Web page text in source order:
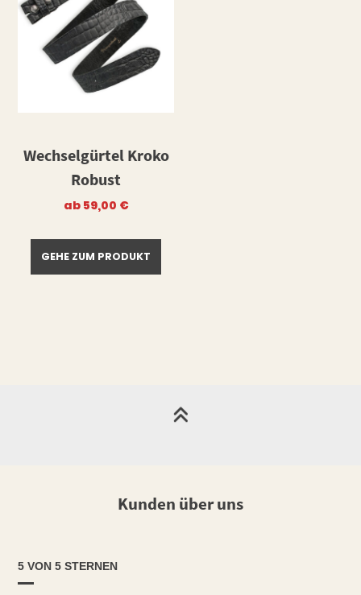
Wechselgürtel Kroko
Robust
ab 59,00 €
GEHE ZUM PRODUKT
Kunden über uns
5 VON 5 STERNEN